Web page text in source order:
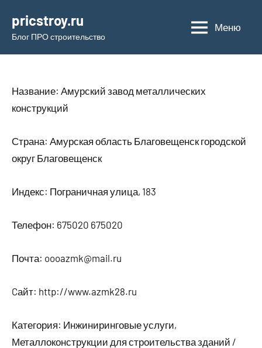
содержимому
pricstroy.ru
Блог ПРО строительство
Меню
Название: Амурский завод металлических
конструкций
Страна: Амурская область Благовещенск городской
округ Благовещенск
Индекс: Пограничная улица, 183
Телефон: 675020 675020
Почта: oooazmk@mail.ru
Cайт: http://www.azmk28.ru
Категория: Инжиниринговые услуги,
Металлоконструкции для строительства зданий /